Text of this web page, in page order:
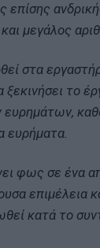
επίσης
μεγάλος
στα
το
ευρημάτων,
ευρήματα.
φως σε ένα
επιμέλεια
κατά το